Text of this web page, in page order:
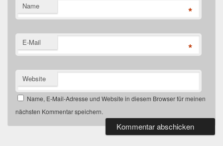
Name *
E-Mail *
Website
Name, E-Mail-Adresse und Website in diesem Browser für meinen
nächsten Kommentar speichern.